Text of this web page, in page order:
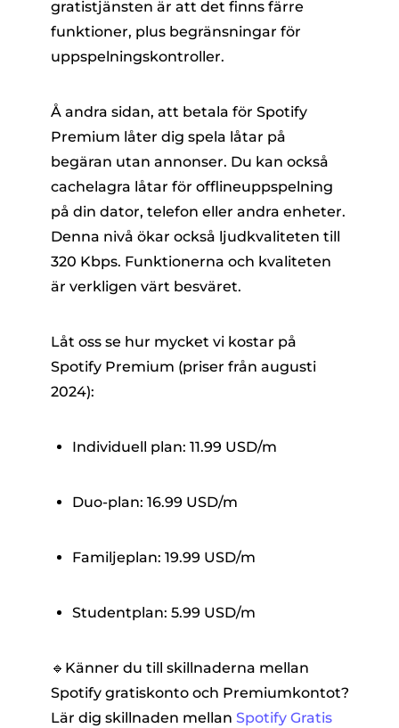
gratistjänsten är att det finns färre
funktioner, plus begränsningar för
uppspelningskontroller.
Å andra sidan, att betala för Spotify
Premium låter dig spela låtar på
begäran utan annonser. Du kan också
cachelagra låtar för offlineuppspelning
på din dator, telefon eller andra enheter.
Denna nivå ökar också ljudkvaliteten till
320 Kbps. Funktionerna och kvaliteten
är verkligen värt besväret.
Låt oss se hur mycket vi kostar på
Spotify Premium (priser från augusti
2024):
Individuell plan: 11.99 USD/m
Duo-plan: 16.99 USD/m
Familjeplan: 19.99 USD/m
Studentplan: 5.99 USD/m
🔹Känner du till skillnaderna mellan
Spotify gratiskonto och Premiumkontot?
Lär dig skillnaden mellan Spotify Gratis